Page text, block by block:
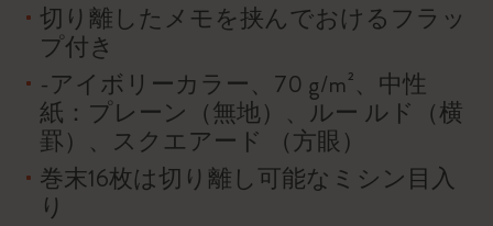
切り離したメモを挟んでおけるフラッ
プ付き
-アイボリーカラー、70 g/m²、中性
紙：プレーン（無地）、ルー ルド（横
罫）、スクエアード （方眼）
巻末16枚は切り離し可能なミシン目入
り